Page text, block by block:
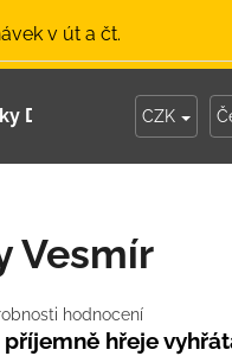
v út a čt.
Dupeťačky Moje
CZK
hodnocení
Vesmír
hřeje